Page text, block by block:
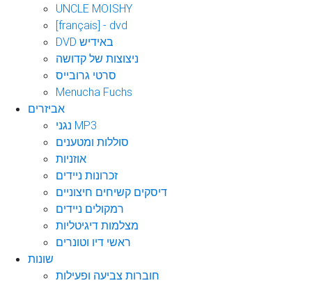
UNCLE MOISHY
[français] - dvd
DVD באידיש
ניצוצות של קדושה
סרטי גרובייס
Menucha Fuchs
אביזרים
נגני MP3
סוללות ומטענים
אוזניות
זכרונות ניידים
דיסקים קשיחים חיצוניים
רמקולים ניידים
מצלמות דיגיטליות
ראשי דיו וטונרים
שונות
חוברות צביעה ופעילות